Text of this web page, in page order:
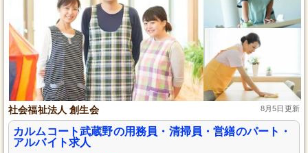
社会福祉法人 創生会 8月5日更新
カルムコート武蔵野の用務員・清掃員・営繕のパート・
アルバイト求人